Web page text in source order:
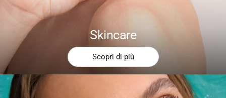
Skincare
Scopri di più